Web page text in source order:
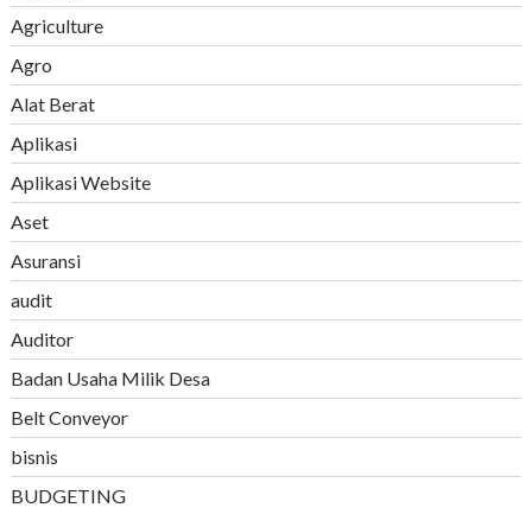
Agriculture
Agro
Alat Berat
Aplikasi
Aplikasi Website
Aset
Asuransi
audit
Auditor
Badan Usaha Milik Desa
Belt Conveyor
bisnis
BUDGETING